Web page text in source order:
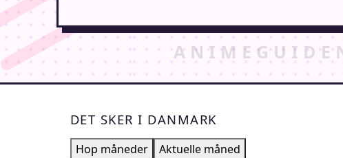
DET SKER I DANMARK
Hop måneder Aktuelle måned